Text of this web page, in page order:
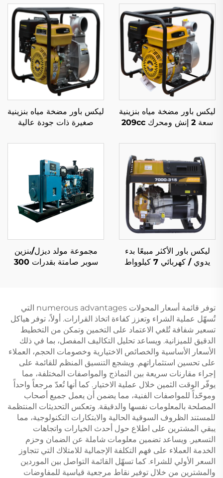
ليكس باور مضخة مياه بنزينية
سعة 2 إنش ومحرك 209cc
والزراعي
ليكس باور مضخة مياه بنزينية
صغيرة ذات جودة عالية
في المزارع
ليكس باور الأكثر مبيعًا بدء
يدوي / كهربائي 7 كيلوواط
مجموعة مولد ديزل/بنزين
سوبر صامتة بقدرات 300
توفر قائمة أسعار المحولات numerous advantages التي
تُسهّل عملية الشراء وتعزز كفاءة اتخاذ القرارات. أولاً، توفر هياكل
تسعير شفافة تُلغي الاعتماد على التخمين وتمكن من التخطيط
الدقيق للميزانية. ويساعد تحليل التكاليف المفصل، بما في ذلك
الأسعار الأساسية والخصائص الاختيارية وخصومات الحجم، العملاء
على تحسين استثماراتهم. ويشجع التنسيق المنظم للقائمة على
إجراء مقارنات سريعة بين النماذج والمواصفات المختلفة، مما
يوفّر الوقت الثمين خلال عملية الاختيار. كما أنها تُعدّ مرجعاً واحداً
وموحّداً للمواصفات الفنية، مما يضمن أن يعمل جميع أصحاب
المصلحة بالمعلومات نفسها والدقيقة. وتعكس التحديثات المنتظمة
للمستند الظروف السوقية الحالية والابتكارات التكنولوجية، مما
يبقي المشترين على اطلاع حول أحدث الخيارات واتجاهات
التسعير. ويساعد تضمين معلومات شاملة عن الضمان وحزم
الخدمة العملاء على فهم التكلفة الإجمالية للامتلاك التي تتجاوز
السعر الأولي للشراء. كما تسهّل القائمة التواصل بين الموردين
والمشترين من خلال توفير نقاط مرجعية قياسية للمفاوضات